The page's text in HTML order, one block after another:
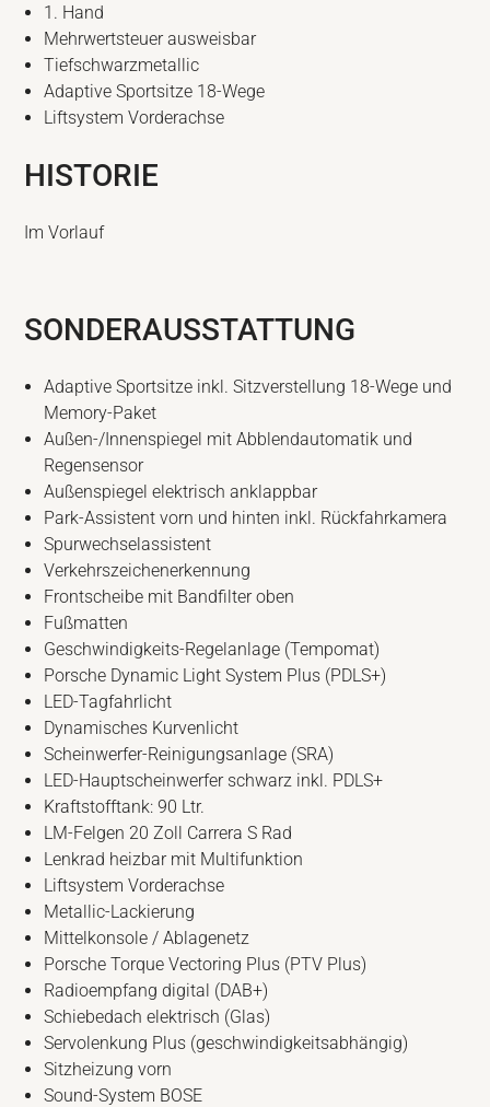
1. Hand
Mehrwertsteuer ausweisbar
Tiefschwarzmetallic
Adaptive Sportsitze 18-Wege
Liftsystem Vorderachse
HISTORIE
Im Vorlauf
SONDERAUSSTATTUNG
Adaptive Sportsitze inkl. Sitzverstellung 18-Wege und
Memory-Paket
Außen-/Innenspiegel mit Abblendautomatik und
Regensensor
Außenspiegel elektrisch anklappbar
Park-Assistent vorn und hinten inkl. Rückfahrkamera
Spurwechselassistent
Verkehrszeichenerkennung
Frontscheibe mit Bandfilter oben
Fußmatten
Geschwindigkeits-Regelanlage (Tempomat)
Porsche Dynamic Light System Plus (PDLS+)
LED-Tagfahrlicht
Dynamisches Kurvenlicht
Scheinwerfer-Reinigungsanlage (SRA)
LED-Hauptscheinwerfer schwarz inkl. PDLS+
Kraftstofftank: 90 Ltr.
LM-Felgen 20 Zoll Carrera S Rad
Lenkrad heizbar mit Multifunktion
Liftsystem Vorderachse
Metallic-Lackierung
Mittelkonsole / Ablagenetz
Porsche Torque Vectoring Plus (PTV Plus)
Radioempfang digital (DAB+)
Schiebedach elektrisch (Glas)
Servolenkung Plus (geschwindigkeitsabhängig)
Sitzheizung vorn
Sound-System BOSE